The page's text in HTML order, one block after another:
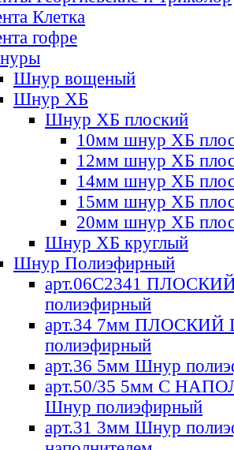
Клетка
гофре
Шнур вощеный
Шнур ХБ
Шнур ХБ плоский
10мм шнур ХБ
12мм шнур ХБ
14мм шнур ХБ
15мм шнур ХБ
20мм шнур ХБ
Шнур ХБ круглый
Шнур Полиэфирный
арт.06С2341
полиэфирный
арт.34 7мм ПЛОСКИЙ
полиэфирный
арт.36 5мм Шнур
арт.50/35 5мм С
Шнур полиэфирный
арт.31 3мм Шнур